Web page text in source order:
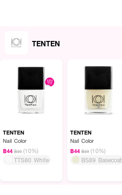
มีให้เลือกหลายเฉดสี
สีชัด ทาง่าย แห้งไว
●เป็นมิตรต่อคุณแม่ตั้งครรภ์และเด็ก
#NB72 Classy Pink
TENTEN
TENTEN
Nail Color
฿44 ฿49 (10%)
TTS80 White
TENTEN
Nail Color
฿44 ฿49 (10%)
BS89 Basecoat